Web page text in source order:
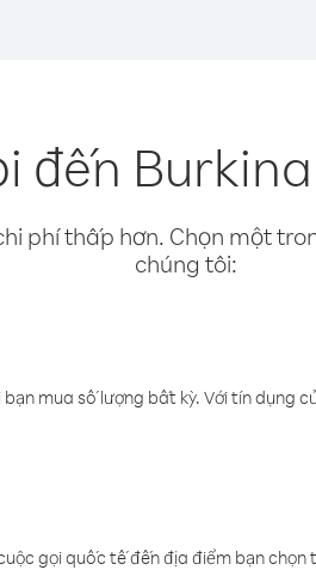
đến
phí thấp hơn. Chọn một
chúng tôi:
mua số lượng bất kỳ. Với tín dụng
gọi quốc tế đến địa điểm bạn